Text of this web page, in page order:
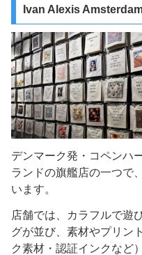
Ivan Alexis
デンマーク発・コペンハ
ランドの旗艦店の一つで
います。
店舗では、カラフルで遊
グが並び、素材やプリン
ク素材・認証インクなど